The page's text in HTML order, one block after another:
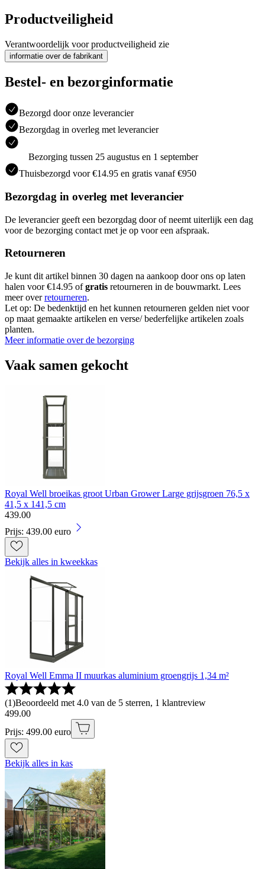
Productveiligheid
Verantwoordelijk voor productveiligheid zie
informatie over de fabrikant
Bestel- en bezorginformatie
Bezorgd door onze leverancier
Bezorgdag in overleg met leverancier
Bezorging tussen 25 augustus en 1 september
Thuisbezorgd voor €14.95 en gratis vanaf €950
Bezorgdag in overleg met leverancier
De leverancier geeft een bezorgdag door of neemt uiterlijk een dag
voor de bezorging contact met je op voor een afspraak.
Retourneren
Je kunt dit artikel binnen 30 dagen na aankoop door ons op laten
halen voor €14.95 ofgratis retourneren in de bouwmarkt. Lees
meer overretourneren.
Let op: De bedenktijd en het kunnen retourneren gelden niet voor
op maat gemaakte artikelen en verse/ bederfelijke artikelen zoals
planten.
Meer informatie over de bezorging
Vaak samen gekocht
Royal Well broeikas groot Urban Grower Large grijsgroen 76,5 x
41,5 x 141,5 cm
439.00
Prijs: 439.00 euro
Bekijk alles in kweekkas
Royal Well Emma II muurkas aluminium groengrijs 1,34 m²
(1)Beoordeeld met 4.0 van de 5 sterren, 1 klantreview
499.00
Prijs: 499.00 euro
Bekijk alles in kas